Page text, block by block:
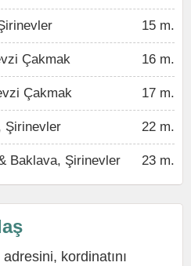
15 m.
Çakmak 16 m.
Çakmak 17 m.
Şirinevler 22 m.
Baklava, Şirinevler 23 m.
kordinatını